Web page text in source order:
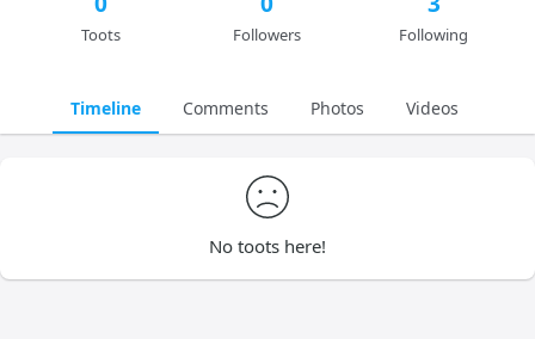
Toots Followers Following
Timeline Comments Photos Videos
No toots here!